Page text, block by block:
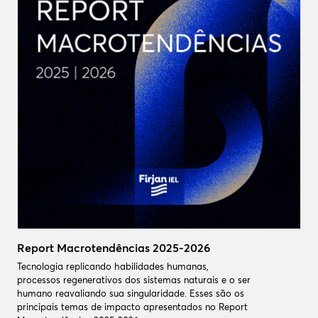
Report Macrotendências 2025-2026
Tecnologia replicando habilidades humanas,
processos regenerativos dos sistemas naturais e o ser
humano reavaliando sua singularidade. Esses são os
principais temas de impacto apresentados no Report